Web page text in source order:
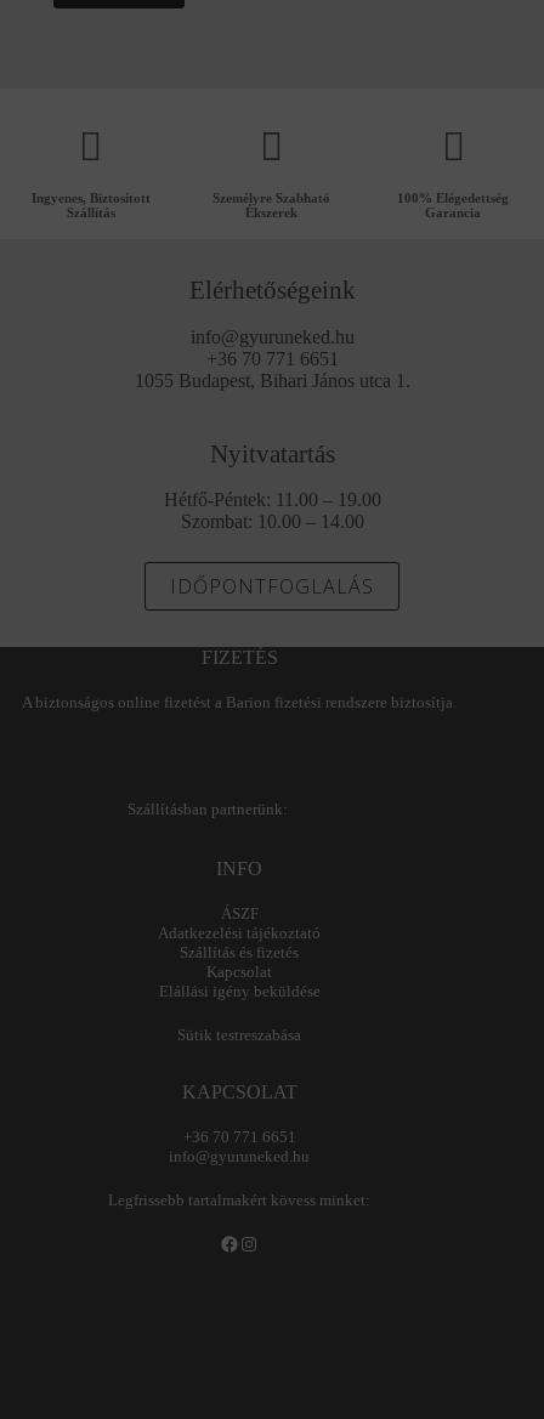
Ingyenes, Biztosított
Szállítás
Személyre Szabható
Ékszerek
100% Elégedettség
Garancia
Elérhetőségeink
info@gyuruneked.hu
+36 70 771 6651
1055 Budapest, Bihari János utca 1.
Nyitvatartás
Hétfő-Péntek: 11.00 – 19.00
Szombat: 10.00 – 14.00
IDŐPONTFOGLALÁS
FIZETÉS
A biztonságos online fizetést a Barion fizetési rendszere biztosítja.
Szállításban partnerünk:
INFO
ÁSZF
Adatkezelési tájékoztató
Szállítás és fizetés
Kapcsolat
Elállási igény beküldése
Sütik testreszabása
KAPCSOLAT
+36 70 771 6651
info@gyuruneked.hu
Legfrissebb tartalmakért kövess minket:
Facebook
Instagram